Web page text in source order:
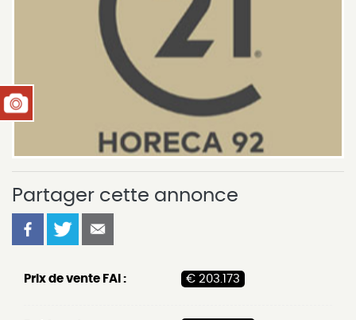
Partager cette annonce
Prix de vente FAI : € 203.173